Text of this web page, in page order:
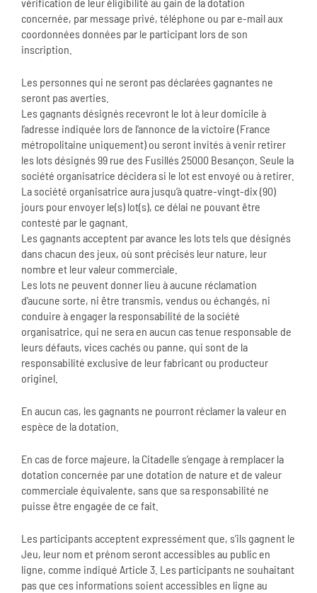
vérification de leur éligibilité au gain de la dotation
concernée, par message privé, téléphone ou par e-mail aux
coordonnées données par le participant lors de son
inscription.
Les personnes qui ne seront pas déclarées gagnantes ne
seront pas averties.
Les gagnants désignés recevront le lot à leur domicile à
l’adresse indiquée lors de l’annonce de la victoire (France
métropolitaine uniquement) ou seront invités à venir retirer
les lots désignés 99 rue des Fusillés 25000 Besançon. Seule la
société organisatrice décidera si le lot est envoyé ou à retirer.
La société organisatrice aura jusqu’à quatre-vingt-dix (90)
jours pour envoyer le(s) lot(s), ce délai ne pouvant être
contesté par le gagnant.
Les gagnants acceptent par avance les lots tels que désignés
dans chacun des jeux, où sont précisés leur nature, leur
nombre et leur valeur commerciale.
Les lots ne peuvent donner lieu à aucune réclamation
d’aucune sorte, ni être transmis, vendus ou échangés, ni
conduire à engager la responsabilité de la société
organisatrice, qui ne sera en aucun cas tenue responsable de
leurs défauts, vices cachés ou panne, qui sont de la
responsabilité exclusive de leur fabricant ou producteur
originel.
En aucun cas, les gagnants ne pourront réclamer la valeur en
espèce de la dotation.
En cas de force majeure, la Citadelle s’engage à remplacer la
dotation concernée par une dotation de nature et de valeur
commerciale équivalente, sans que sa responsabilité ne
puisse être engagée de ce fait.
Les participants acceptent expressément que, s’ils gagnent le
Jeu, leur nom et prénom seront accessibles au public en
ligne, comme indiqué Article 3. Les participants ne souhaitant
pas que ces informations soient accessibles en ligne au